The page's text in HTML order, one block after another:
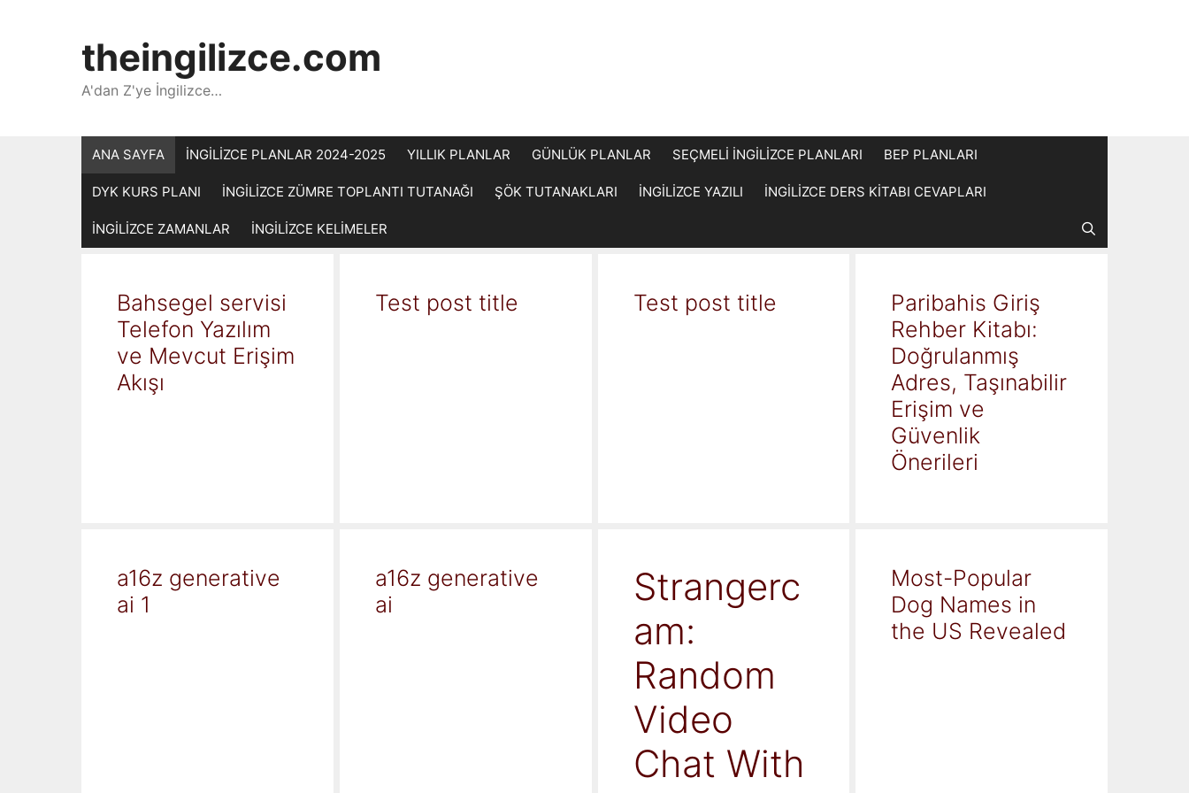
theingilizce.com
A'dan Z'ye İngilizce…
ANA SAYFA İNGİLİZCE PLANLAR 2024-2025 YILLIK PLANLAR GÜNLÜK PLANLAR SEÇMELİ İNGİLİZCE PLANLARI BEP PLANLARI
DYK KURS PLANI İNGİLİZCE ZÜMRE TOPLANTI TUTANAĞI ŞÖK TUTANAKLARI İNGİLİZCE YAZILI İNGİLİZCE DERS KİTABI CEVAPLARI
İNGİLİZCE ZAMANLAR İNGİLİZCE KELİMELER
Bahsegel servisi
Telefon Yazılım
ve Mevcut Erişim
Akışı
Test post title Test post title
Paribahis Giriş
Rehber Kitabı:
Doğrulanmış
Adres, Taşınabilir
Erişim ve
Güvenlik
Önerileri
a16z generative
ai 1
a16z generative
ai
Strangerc
am:
Random
Video
Chat With
Most-Popular
Dog Names in
the US Revealed